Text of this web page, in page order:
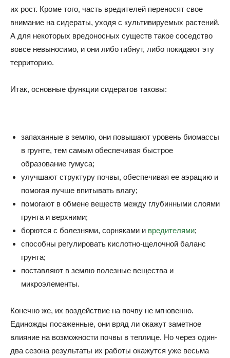
их рост. Кроме того, часть вредителей переносят свое
внимание на сидераты, уходя с культивируемых растений.
А для некоторых вредоносных существ такое соседство
вовсе невыносимо, и они либо гибнут, либо покидают эту
территорию.
Итак, основные функции сидератов таковы:
запаханные в землю, они повышают уровень биомассы
в грунте, тем самым обеспечивая быстрое
образование гумуса;
улучшают структуру почвы, обеспечивая ее аэрацию и
помогая лучше впитывать влагу;
помогают в обмене веществ между глубинными слоями
грунта и верхними;
борются с болезнями, сорняками и вредителями;
способны регулировать кислотно-щелочной баланс
грунта;
поставляют в землю полезные вещества и
микроэлементы.
Конечно же, их воздействие на почву не мгновенно.
Единожды посаженные, они вряд ли окажут заметное
влияние на возможности почвы в теплице. Но через один-
два сезона результаты их работы окажутся уже весьма